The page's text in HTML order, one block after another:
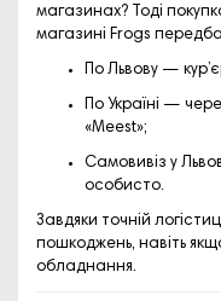
магазинах? Тоді
магазині Frogs
По Львову —
По Україні —
«Meest»;
Самовивіз у
особисто.
Завдяки точній
пошкоджень, навіть
обладнання.